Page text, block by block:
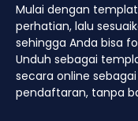
Mulai dengan
perhatian, lalu
sehingga Anda bisa
Unduh sebagai
secara online
pendaftaran, tanpa